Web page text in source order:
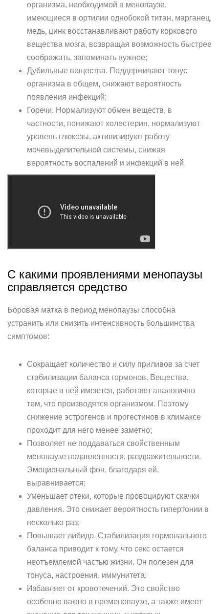
организма, необходимой в менопаузе,
имеющиеся в ортилии однобокой титан, марганец,
медь, цинк восстанавливают работу коркового
вещества мозга, возвращая возможность быстрее
соображать, запоминать нужное;
Дубильные вещества. Поддерживают тонус
организма в общем, снижают вероятность
появления инфекций;
Горечи. Нормализуют обмен веществ, в
частности, понижают холестерин, нормализуют
уровень глюкозы, активизируют работу
мочевыделительной системы, снижая
вероятность воспалений и инфекций в ней.
С какими проявлениями менопаузы
справляется средство
Боровая матка в период менопаузы способна
устранить или снизить интенсивность большинства
симптомов:
Сокращает количество и силу приливов за счет
стабилизации баланса гормонов. Вещества,
которые в ней имеются, работают аналогично
тем, что производятся организмом. Поэтому
снижение эстрогенов и прогестинов в климаксе
проходит для него менее заметно;
Позволяет не поддаваться свойственным
менопаузе подавленности, раздражительности.
Эмоциональный фон, благодаря ей,
выравнивается;
Уменьшает отеки, которые провоцируют скачки
давления. Это снижает вероятность гипертонии в
несколько раз;
Повышает либидо. Стабилизация гормонального
баланса приводит к тому, что секс остается
неотъемлемой частью жизни. Он полезен для
тонуса, настроения, иммунитета;
Избавляет от кровотечений. Это свойство
особенно важно в пременопаузе, а также имеет